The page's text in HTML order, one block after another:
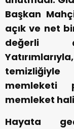
Başkan
açık ve net
değerli
memleketi
memleket
Hayata